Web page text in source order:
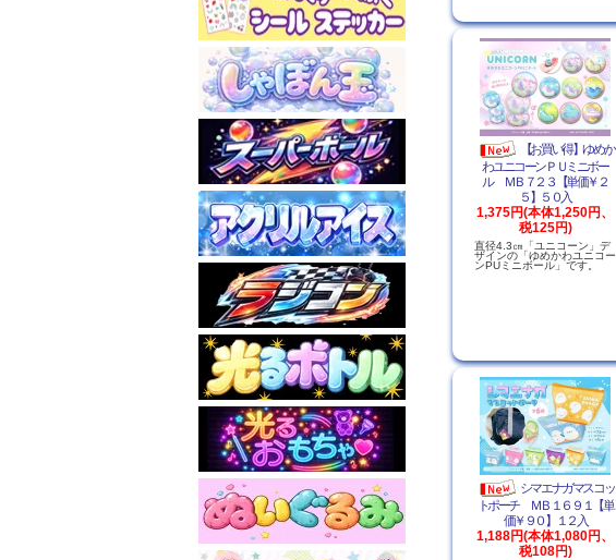
【お買い得】ゆめか
わユニコーンＰＵミニボー
ル ＭＢ７２３【単価￥２
５】５０入
1,375円(本体1,250円、
税125円)
直径4.3㎝「ユニコーン」デ
ザインの「ゆめかわユニコー
ンPUミニボール」です。
シマエナガマスコッ
トポーチ ＭＢ１６９１【単
価￥９０】１２入
1,188円(本体1,080円、
税108円)